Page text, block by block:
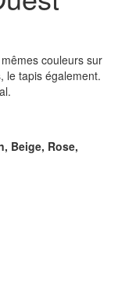
couleurs sur
le tapis également.
Beige, Rose,